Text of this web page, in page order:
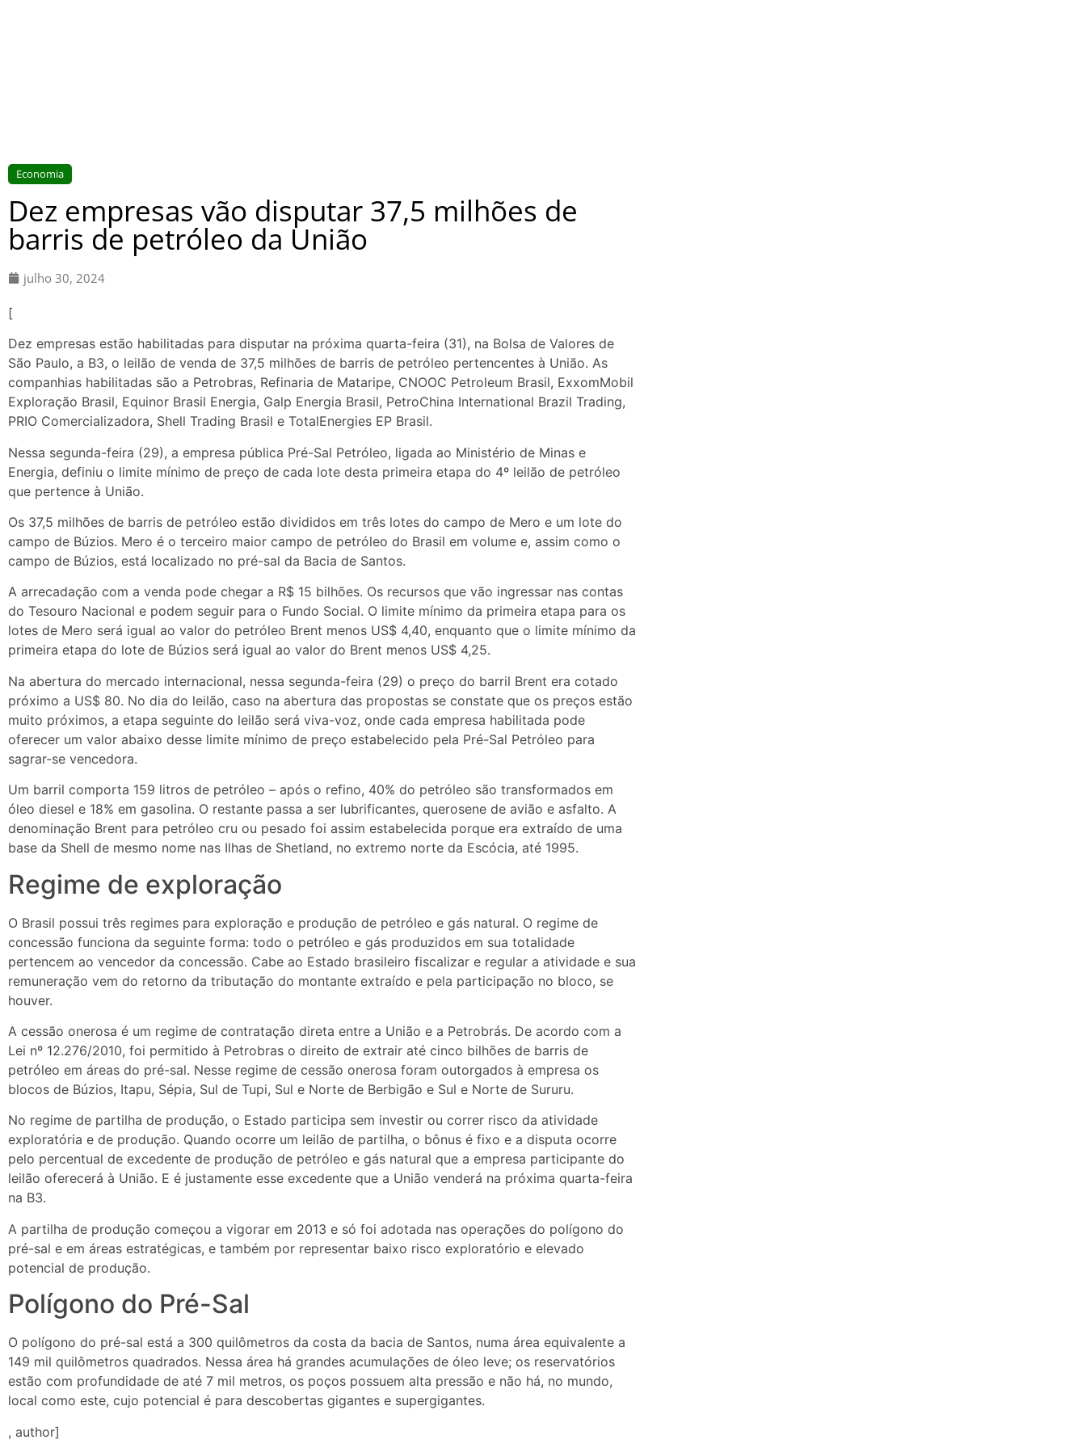
Economia
Dez empresas vão disputar 37,5 milhões de
barris de petróleo da União
julho 30, 2024
[
Dez empresas estão habilitadas para disputar na próxima quarta-feira (31), na Bolsa de Valores de
São Paulo, a B3, o leilão de venda de 37,5 milhões de barris de petróleo pertencentes à União. As
companhias habilitadas são a Petrobras, Refinaria de Mataripe, CNOOC Petroleum Brasil, ExxomMobil
Exploração Brasil, Equinor Brasil Energia, Galp Energia Brasil, PetroChina International Brazil Trading,
PRIO Comercializadora, Shell Trading Brasil e TotalEnergies EP Brasil.
Nessa segunda-feira (29), a empresa pública Pré-Sal Petróleo, ligada ao Ministério de Minas e
Energia, definiu o limite mínimo de preço de cada lote desta primeira etapa do 4º leilão de petróleo
que pertence à União.
Os 37,5 milhões de barris de petróleo estão divididos em três lotes do campo de Mero e um lote do
campo de Búzios. Mero é o terceiro maior campo de petróleo do Brasil em volume e, assim como o
campo de Búzios, está localizado no pré-sal da Bacia de Santos.
A arrecadação com a venda pode chegar a R$ 15 bilhões. Os recursos que vão ingressar nas contas
do Tesouro Nacional e podem seguir para o Fundo Social. O limite mínimo da primeira etapa para os
lotes de Mero será igual ao valor do petróleo Brent menos US$ 4,40, enquanto que o limite mínimo da
primeira etapa do lote de Búzios será igual ao valor do Brent menos US$ 4,25.
Na abertura do mercado internacional, nessa segunda-feira (29) o preço do barril Brent era cotado
próximo a US$ 80. No dia do leilão, caso na abertura das propostas se constate que os preços estão
muito próximos, a etapa seguinte do leilão será viva-voz, onde cada empresa habilitada pode
oferecer um valor abaixo desse limite mínimo de preço estabelecido pela Pré-Sal Petróleo para
sagrar-se vencedora.
Um barril comporta 159 litros de petróleo – após o refino, 40% do petróleo são transformados em
óleo diesel e 18% em gasolina. O restante passa a ser lubrificantes, querosene de avião e asfalto. A
denominação Brent para petróleo cru ou pesado foi assim estabelecida porque era extraído de uma
base da Shell de mesmo nome nas Ilhas de Shetland, no extremo norte da Escócia, até 1995.
Regime de exploração
O Brasil possui três regimes para exploração e produção de petróleo e gás natural. O regime de
concessão funciona da seguinte forma: todo o petróleo e gás produzidos em sua totalidade
pertencem ao vencedor da concessão. Cabe ao Estado brasileiro fiscalizar e regular a atividade e sua
remuneração vem do retorno da tributação do montante extraído e pela participação no bloco, se
houver.
A cessão onerosa é um regime de contratação direta entre a União e a Petrobrás. De acordo com a
Lei nº 12.276/2010, foi permitido à Petrobras o direito de extrair até cinco bilhões de barris de
petróleo em áreas do pré-sal. Nesse regime de cessão onerosa foram outorgados à empresa os
blocos de Búzios, Itapu, Sépia, Sul de Tupi, Sul e Norte de Berbigão e Sul e Norte de Sururu.
No regime de partilha de produção, o Estado participa sem investir ou correr risco da atividade
exploratória e de produção. Quando ocorre um leilão de partilha, o bônus é fixo e a disputa ocorre
pelo percentual de excedente de produção de petróleo e gás natural que a empresa participante do
leilão oferecerá à União. E é justamente esse excedente que a União venderá na próxima quarta-feira
na B3.
A partilha de produção começou a vigorar em 2013 e só foi adotada nas operações do polígono do
pré-sal e em áreas estratégicas, e também por representar baixo risco exploratório e elevado
potencial de produção.
Polígono do Pré-Sal
O polígono do pré-sal está a 300 quilômetros da costa da bacia de Santos, numa área equivalente a
149 mil quilômetros quadrados. Nessa área há grandes acumulações de óleo leve; os reservatórios
estão com profundidade de até 7 mil metros, os poços possuem alta pressão e não há, no mundo,
local como este, cujo potencial é para descobertas gigantes e supergigantes.
, author]